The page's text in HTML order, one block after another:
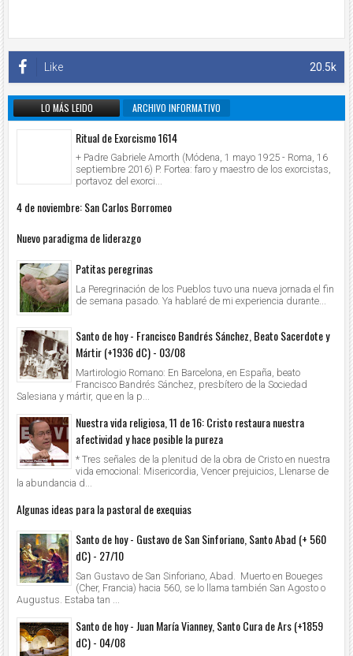
20.5k
Like
LO MÁS LEIDO ARCHIVO INFORMATIVO
Ritual de Exorcismo 1614
+ Padre Gabriele Amorth (Módena, 1 mayo 1925 - Roma, 16
septiembre 2016) P. Fortea: faro y maestro de los exorcistas,
portavoz del exorci...
4 de noviembre: San Carlos Borromeo
Nuevo paradigma de liderazgo
Patitas peregrinas
La Peregrinación de los Pueblos tuvo una nueva jornada el fin
de semana pasado. Ya hablaré de mi experiencia durante...
Santo de hoy - Francisco Bandrés Sánchez, Beato Sacerdote y
Mártir (+1936 dC) - 03/08
Martirologio Romano: En Barcelona, en España, beato
Francisco Bandrés Sánchez, presbítero de la Sociedad
Salesiana y mártir, que en la p...
Nuestra vida religiosa, 11 de 16: Cristo restaura nuestra
afectividad y hace posible la pureza
* Tres señales de la plenitud de la obra de Cristo en nuestra
vida emocional: Misericordia, Vencer prejuicios, Llenarse de
la abundancia d...
Algunas ideas para la pastoral de exequias
Santo de hoy - Gustavo de San Sinforiano, Santo Abad (+ 560
dC) - 27/10
San Gustavo de San Sinforiano, Abad. Muerto en Boueges
(Cher, Francia) hacia 560, se lo llama también San Agosto o
Augustus. Estaba tan ...
Santo de hoy - Juan María Vianney, Santo Cura de Ars (+1859
dC) - 04/08